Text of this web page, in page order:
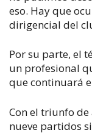
eso. Hay que
dirigencial del
Por su parte, el
un profesional
que continuará
Con el triunfo
nueve partidos